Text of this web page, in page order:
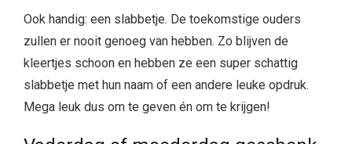
Ook handig: een slabbetje. De toekomstige ouders
zullen er nooit genoeg van hebben. Zo blijven de
kleertjes schoon en hebben ze een super schattig
slabbetje met hun naam of een andere leuke opdruk.
Mega leuk dus om te geven én om te krijgen!